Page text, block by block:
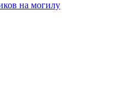
на могилу